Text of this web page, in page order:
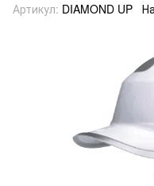
Артикул: DIAMOND UP